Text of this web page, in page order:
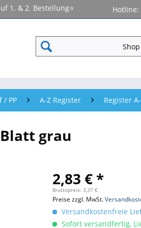
1. & 2. Bestellung⭐ Hotline:
/ PP A-Z Register Register
Blatt grau
2,83 € *
Bruttopreis: 3,37 €
Preise zzgl. MwSt.
Versandkostenfreie
Sofort versandfertig,